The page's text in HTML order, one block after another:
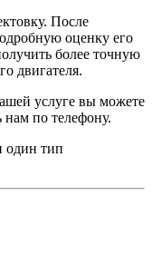
После
оценку его
более точную
двигателя.
услуге вы можете
нам по телефону.
один тип